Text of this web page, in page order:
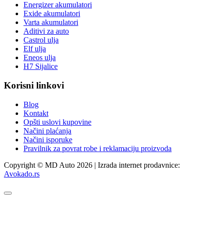
Energizer akumulatori
Exide akumulatori
Varta akumulatori
Aditivi za auto
Castrol ulja
Elf ulja
Eneos ulja
H7 Sijalice
Korisni linkovi
Blog
Kontakt
Opšti uslovi kupovine
Načini plaćanja
Načini isporuke
Pravilnik za povrat robe i reklamaciju proizvoda
Copyright © MD Auto 2026 | Izrada internet prodavnice:
Avokado.rs